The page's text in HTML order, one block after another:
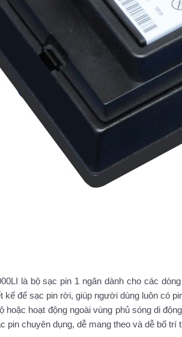
là bộ sạc pin 1 ngăn dành cho các
kế để sạc pin rời, giúp người dùng luôn có
hoặc hoạt động ngoài vùng phủ sóng di
pin chuyên dụng, dễ mang theo và dễ bố trí